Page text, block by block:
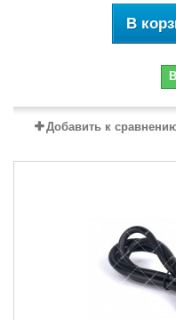
В
Добавить к